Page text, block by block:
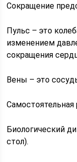
Сокращение
Пульс – это
изменением
сокращения
Вены – это
Самостоятельная
Биологический
стол).